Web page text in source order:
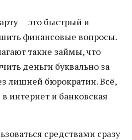
— это быстрый и
финансовые вопросы.
такие займы, что
деньги буквально за
лишней бюрократии. Всё,
интернет и банковская
средствами сразу